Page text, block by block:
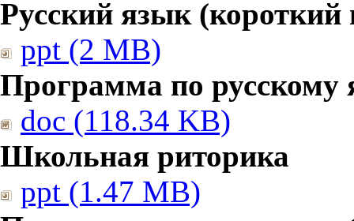
Русский язык (короткий
ppt (2 MB)
Программа по русскому
doc (118.34 KB)
Школьная риторика
ppt (1.47 MB)